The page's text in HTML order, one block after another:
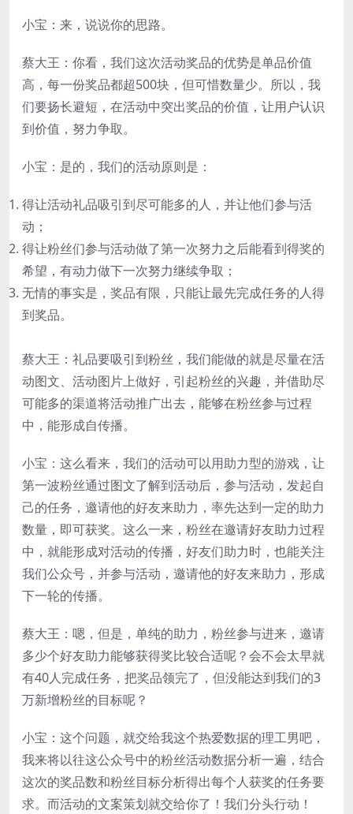
小宝：来，说说你的思路。
蔡大王：你看，我们这次活动奖品的优势是单品价值
高，每一份奖品都超500块，但可惜数量少。所以，我
们要扬长避短，在活动中突出奖品的价值，让用户认识
到价值，努力争取。
小宝：是的，我们的活动原则是：
得让活动礼品吸引到尽可能多的人，并让他们参与活
动；
得让粉丝们参与活动做了第一次努力之后能看到得奖的
希望，有动力做下一次努力继续争取；
无情的事实是，奖品有限，只能让最先完成任务的人得
到奖品。
蔡大王：礼品要吸引到粉丝，我们能做的就是尽量在活
动图文、活动图片上做好，引起粉丝的兴趣，并借助尽
可能多的渠道将活动推广出去，能够在粉丝参与过程
中，能形成自传播。
小宝：这么看来，我们的活动可以用助力型的游戏，让
第一波粉丝通过图文了解到活动后，参与活动，发起自
己的任务，邀请他的好友来助力，率先达到一定的助力
数量，即可获奖。这么一来，粉丝在邀请好友助力过程
中，就能形成对活动的传播，好友们助力时，也能关注
我们公众号，并参与活动，邀请他的好友来助力，形成
下一轮的传播。
蔡大王：嗯，但是，单纯的助力，粉丝参与进来，邀请
多少个好友助力能够获得奖比较合适呢？会不会太早就
有40人完成任务，把奖品领完了，但没能达到我们的3
万新增粉丝的目标呢？
小宝：这个问题，就交给我这个热爱数据的理工男吧，
我来将以往这公众号中的粉丝活动数据分析一遍，结合
这次的奖品数和粉丝目标分析得出每个人获奖的任务要
求。而活动的文案策划就交给你了！我们分头行动！